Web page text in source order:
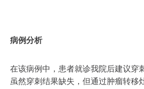
病例分析
在该病例中，患者就诊我院后建议穿
虽然穿刺结果缺失，但通过肿瘤转移